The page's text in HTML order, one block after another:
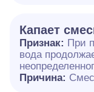
Капает
Признак: При
вода
Причина: